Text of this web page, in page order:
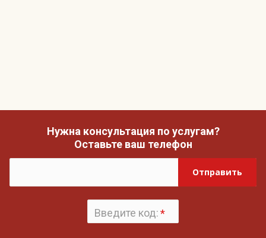
Нужна консультация по услугам?
Оставьте ваш телефон
Отправить
Введите код:*